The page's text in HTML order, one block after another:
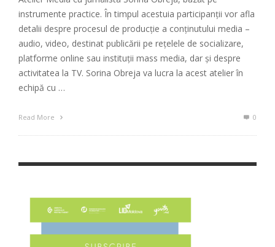
instrumente practice. În timpul acestuia participanții vor afla
detalii despre procesul de producție a conținutului media –
audio, video, destinat publicării pe rețelele de socializare,
platforme online sau instituții mass media, dar și despre
activitatea la TV. Sorina Obreja va lucra la acest atelier în
echipă cu …
Read More 0